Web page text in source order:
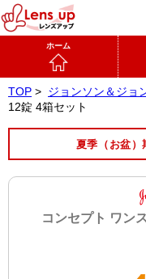
ホーム
TOP > ジョンソン＆ジョ
12錠 4箱セット
夏季（お盆）
コンセプト ワン